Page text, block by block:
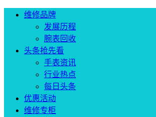
维修品牌
发展历程
腕表回收
头条抢先看
手表资讯
行业热点
每日头条
优惠活动
维修专柜